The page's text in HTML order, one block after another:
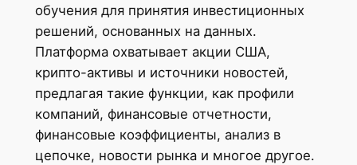
обучения для принятия инвестиционных
решений, основанных на данных.
Платформа охватывает акции США,
крипто-активы и источники новостей,
предлагая такие функции, как профили
компаний, финансовые отчетности,
финансовые коэффициенты, анализ в
цепочке, новости рынка и многое другое.